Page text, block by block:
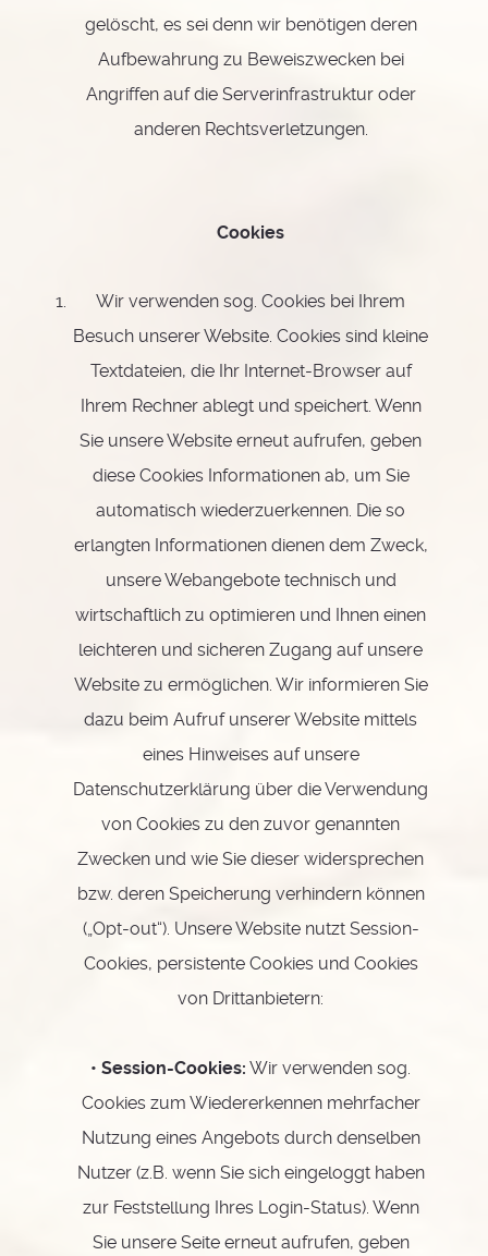
gelöscht, es sei denn wir benötigen deren
Aufbewahrung zu Beweiszwecken bei
Angriffen auf die Serverinfrastruktur oder
anderen Rechtsverletzungen.
Cookies
Wir verwenden sog. Cookies bei Ihrem
Besuch unserer Website. Cookies sind kleine
Textdateien, die Ihr Internet-Browser auf
Ihrem Rechner ablegt und speichert. Wenn
Sie unsere Website erneut aufrufen, geben
diese Cookies Informationen ab, um Sie
automatisch wiederzuerkennen. Die so
erlangten Informationen dienen dem Zweck,
unsere Webangebote technisch und
wirtschaftlich zu optimieren und Ihnen einen
leichteren und sicheren Zugang auf unsere
Website zu ermöglichen. Wir informieren Sie
dazu beim Aufruf unserer Website mittels
eines Hinweises auf unsere
Datenschutzerklärung über die Verwendung
von Cookies zu den zuvor genannten
Zwecken und wie Sie dieser widersprechen
bzw. deren Speicherung verhindern können
(„Opt-out“). Unsere Website nutzt Session-
Cookies, persistente Cookies und Cookies
von Drittanbietern:
• Session-Cookies: Wir verwenden sog.
Cookies zum Wiedererkennen mehrfacher
Nutzung eines Angebots durch denselben
Nutzer (z.B. wenn Sie sich eingeloggt haben
zur Feststellung Ihres Login-Status). Wenn
Sie unsere Seite erneut aufrufen, geben